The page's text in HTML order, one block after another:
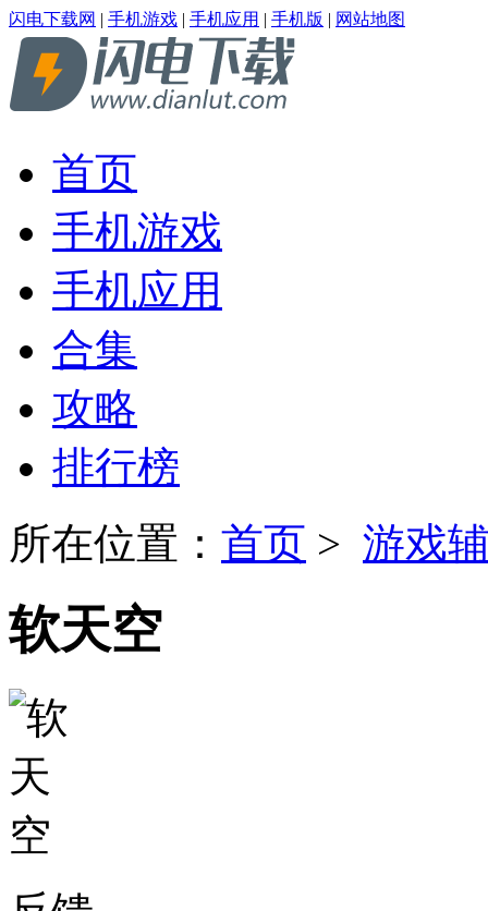
闪电下载网 | 手机游戏 | 手机应用 | 手机版 | 网站地图
首页
手机游戏
手机应用
合集
攻略
排行榜
所在位置： 首页 > 游戏
软天空